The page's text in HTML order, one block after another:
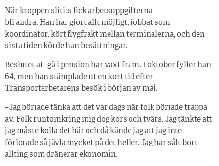
När kroppen slitits fick ­arbetsuppgifterna
bli andra. Han har gjort allt möjligt, jobbat som
koordinator, kört flygfrakt mellan terminalerna, och den
sista tiden körde han besättningar.
Beslutet att gå i pension har växt fram. I oktober fyller han
64, men han stämplade ut en kort tid efter
Transportarbetarens besök i början av maj.
– Jag började tänka att det var dags när folk började trappa
av. Folk runtomkring mig dog kors och tvärs. Jag tänkte att
jag måste kolla det här och då kände jag att jag inte
förlorade så jävla mycket på det heller. Jag har sålt bort
allting som dränerar ekonomin.